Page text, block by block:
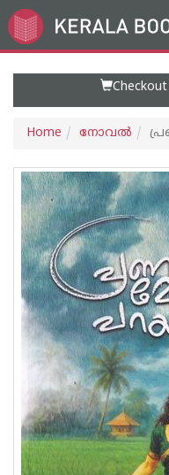
Go
to
Checkout
Home നോവല്‍